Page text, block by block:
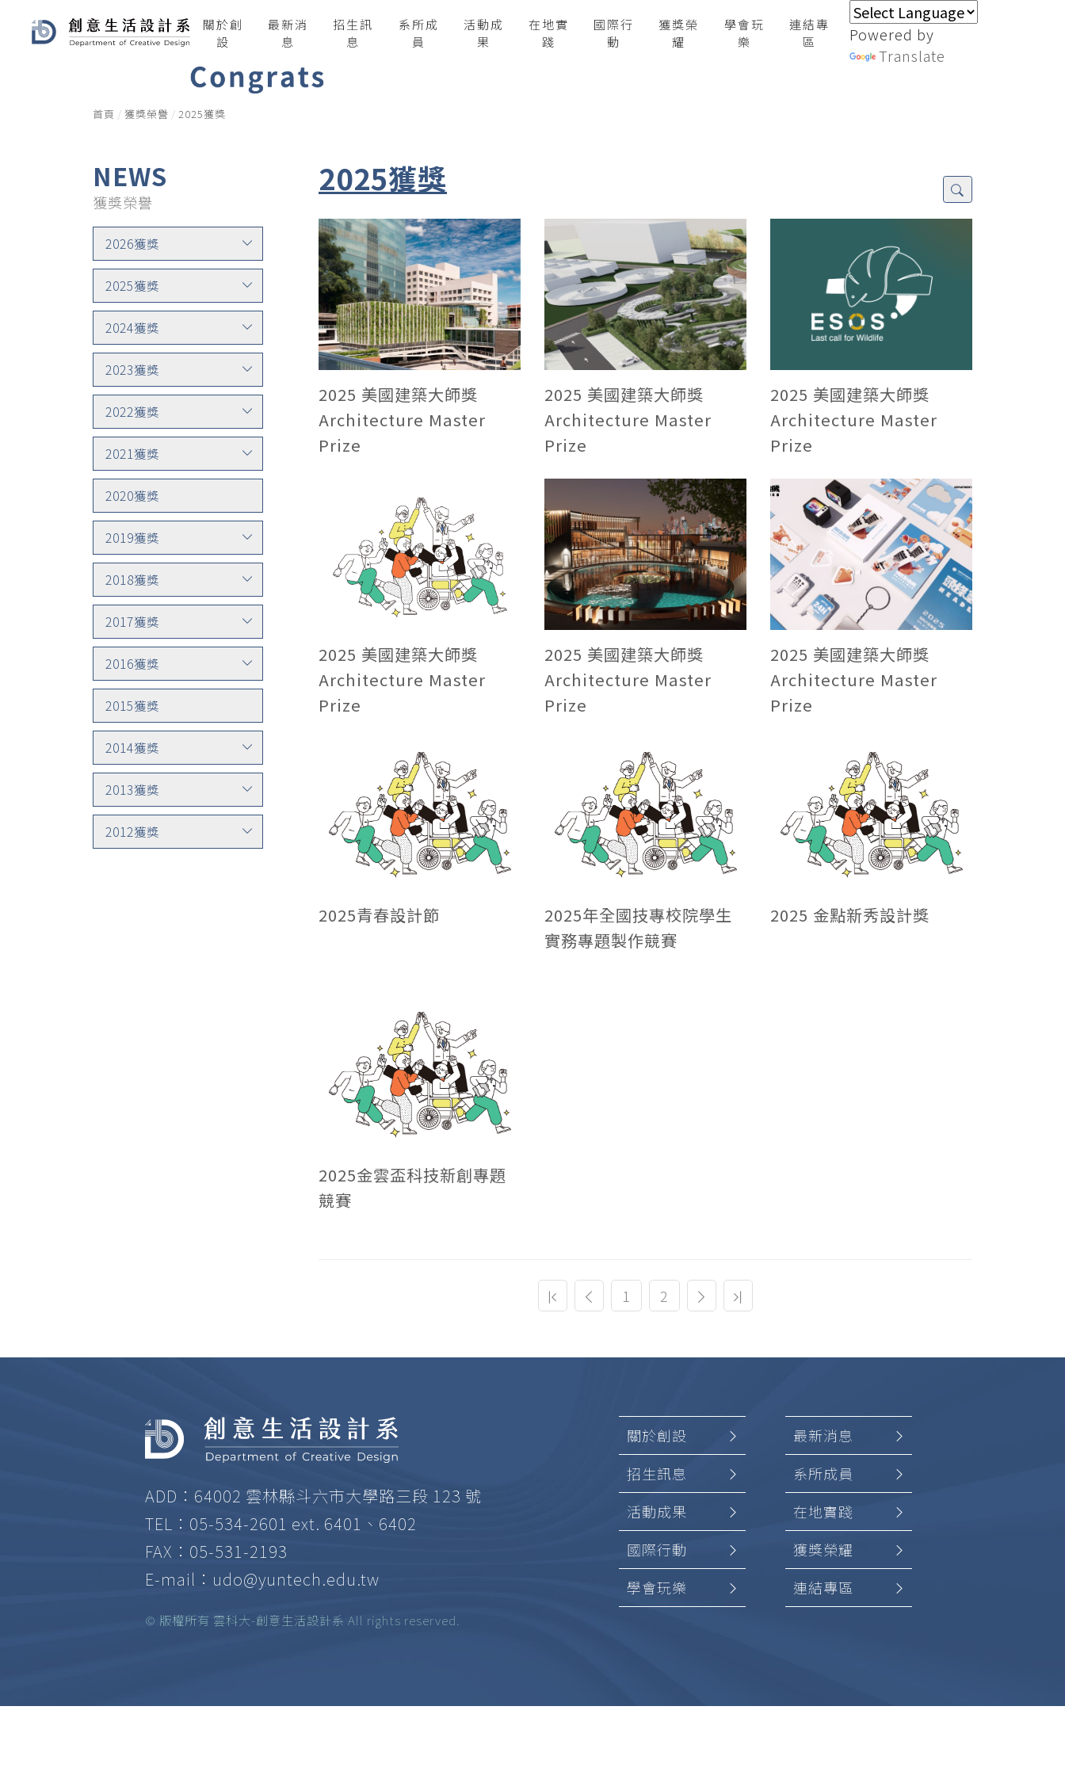
關於創
設
最新消
息
招生訊
息
系所成
員
活動成
果
在地實
踐
國際行
動
獲獎榮
耀
學會玩
樂
連結專
區
Powered by
Translate
首頁 獲獎榮譽 2025獲獎
NEWS
獲獎榮譽
2026獲獎
2025獲獎
2024獲獎
2023獲獎
2022獲獎
2021獲獎
2020獲獎
2019獲獎
2018獲獎
2017獲獎
2016獲獎
2015獲獎
2014獲獎
2013獲獎
2012獲獎
2025獲獎
2025 美國建築大師獎
Architecture Master
Prize
2025 美國建築大師獎
Architecture Master
Prize
2025 美國建築大師獎
Architecture Master
Prize
2025 美國建築大師獎
Architecture Master
Prize
2025 美國建築大師獎
Architecture Master
Prize
2025 美國建築大師獎
Architecture Master
Prize
2025青春設計節
2025年全國技專校院學生
實務專題製作競賽
2025 金點新秀設計獎
2025金雲盃科技新創專題
競賽
1 (current)
2
ADD：64002 雲林縣斗六市大學路三段 123 號
TEL：05-534-2601 ext. 6401、6402
FAX：05-531-2193
E-mail： udo@yuntech.edu.tw
© 版權所有 雲科大-創意生活設計系 All rights reserved.
關於創設
最新消息
招生訊息
系所成員
活動成果
在地實踐
國際行動
獲獎榮耀
學會玩樂
連結專區